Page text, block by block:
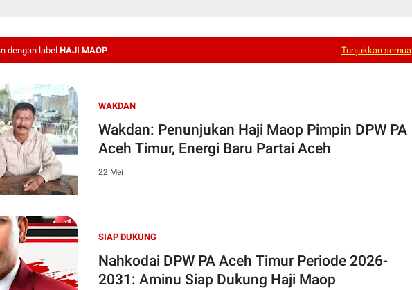
dengan label HAJI MAOP Tunjukkan semua
WAKDAN
Wakdan: Penunjukan Haji Maop Pimpin DPW PA
Aceh Timur, Energi Baru Partai Aceh
22 Mei
SIAP DUKUNG
Nahkodai DPW PA Aceh Timur Periode 2026-
2031: Aminu Siap Dukung Haji Maop